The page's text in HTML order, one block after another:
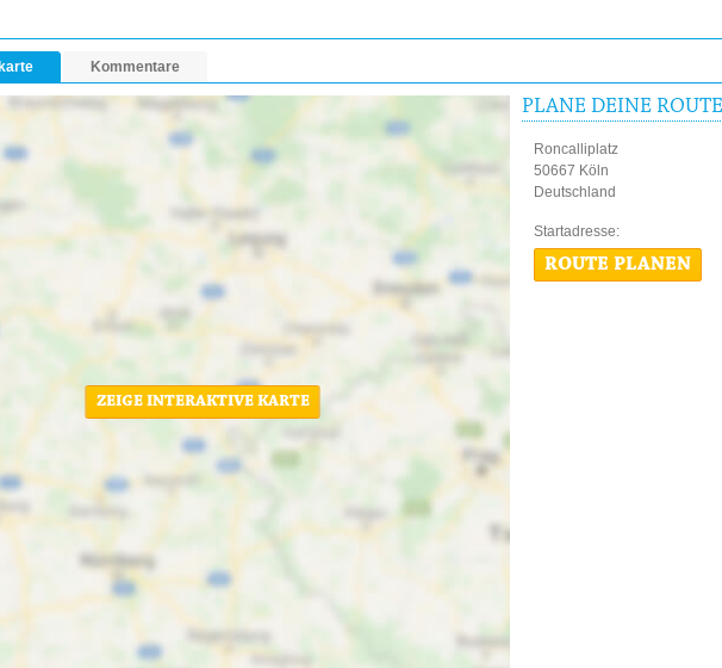
Kommentare
ZEIGE INTERAKTIVE KARTE
PLANE DEINE
Roncalliplatz
50667 Köln
Deutschland
ROUTE PLANEN